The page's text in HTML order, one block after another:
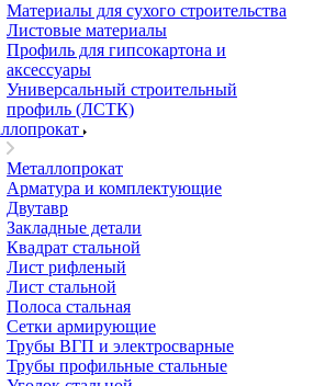
Материалы для сухого строительства
Листовые материалы
Профиль для гипсокартона и
аксессуары
Универсальный строительный
профиль (ЛСТК)
Металлопрокат
Арматура и комплектующие
Двутавр
Закладные детали
Квадрат стальной
Лист рифленый
Лист стальной
Полоса стальная
Сетки армирующие
Трубы ВГП и электросварные
Трубы профильные стальные